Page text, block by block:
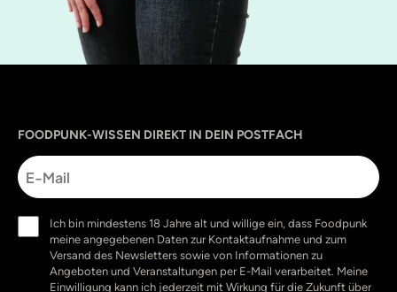
FOODPUNK-WISSEN DIREKT IN DEIN POSTFACH
E-
Mail
(erforderlich)
Ich bin mindestens 18 Jahre alt und willige ein, dass Foodpunk
meine angegebenen Daten zur Kontaktaufnahme und zum
Versand des Newsletters sowie von Informationen zu
Angeboten und Veranstaltungen per E-Mail verarbeitet. Meine
Einwilligung kann ich jederzeit mit Wirkung für die Zukunft über